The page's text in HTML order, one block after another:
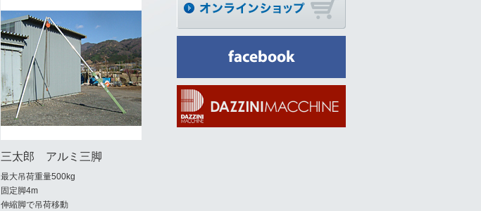
三太郎 アルミ三脚
最大吊荷重量500kg
固定脚4m
伸縮脚で吊荷移動